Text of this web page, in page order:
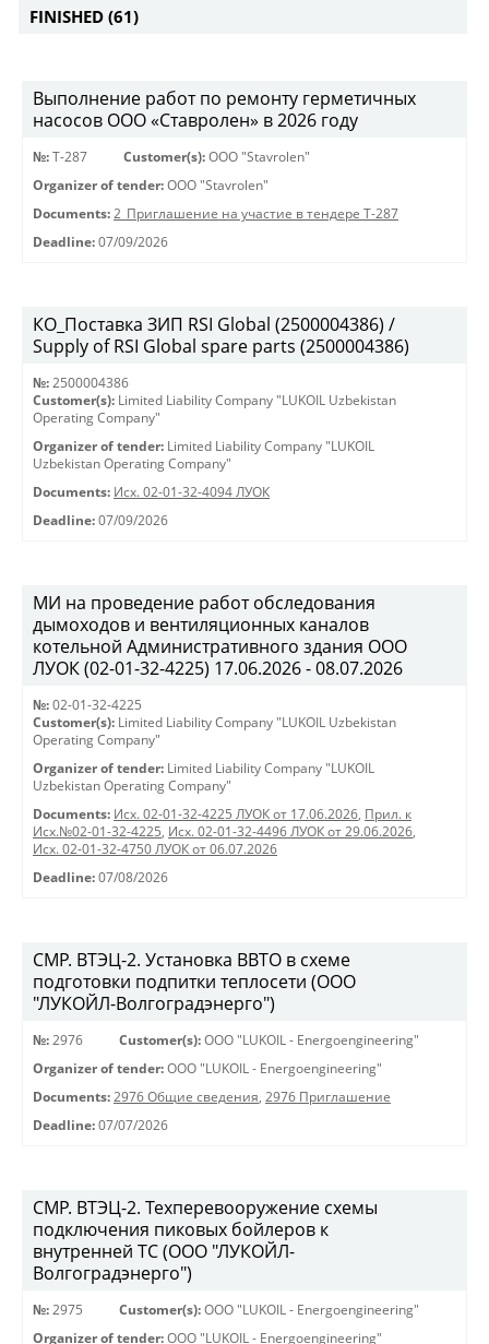
FINISHED (61)
Выполнение работ по ремонту герметичных
насосов ООО «Ставролен» в 2026 году
№: Т-287 Customer(s): OOO "Stavrolen"
Organizer of tender: OOO "Stavrolen"
Documents: 2_Приглашение на участие в тендере Т-287
Deadline: 07/09/2026
КО_Поставка ЗИП RSI Global (2500004386) /
Supply of RSI Global spare parts (2500004386)
№: 2500004386
Customer(s): Limited Liability Company "LUKOIL Uzbekistan
Operating Company"
Organizer of tender: Limited Liability Company "LUKOIL
Uzbekistan Operating Company"
Documents: Исх. 02-01-32-4094 ЛУОК
Deadline: 07/09/2026
МИ на проведение работ обследования
дымоходов и вентиляционных каналов
котельной Административного здания ООО
ЛУОК (02-01-32-4225) 17.06.2026 - 08.07.2026
№: 02-01-32-4225
Customer(s): Limited Liability Company "LUKOIL Uzbekistan
Operating Company"
Organizer of tender: Limited Liability Company "LUKOIL
Uzbekistan Operating Company"
Documents: Исх. 02-01-32-4225 ЛУОК от 17.06.2026, Прил. к
Исх.№02-01-32-4225, Исх. 02-01-32-4496 ЛУОК от 29.06.2026,
Исх. 02-01-32-4750 ЛУОК от 06.07.2026
Deadline: 07/08/2026
СМР. ВТЭЦ-2. Установка ВВТО в схеме
подготовки подпитки теплосети (ООО
"ЛУКОЙЛ-Волгоградэнерго")
№: 2976 Customer(s): OOO "LUKOIL - Energoengineering"
Organizer of tender: OOO "LUKOIL - Energoengineering"
Documents: 2976 Общие сведения, 2976 Приглашение
Deadline: 07/07/2026
СМР. ВТЭЦ-2. Техперевооружение схемы
подключения пиковых бойлеров к
внутренней ТС (ООО "ЛУКОЙЛ-
Волгоградэнерго")
№: 2975 Customer(s): OOO "LUKOIL - Energoengineering"
Organizer of tender: OOO "LUKOIL - Energoengineering"